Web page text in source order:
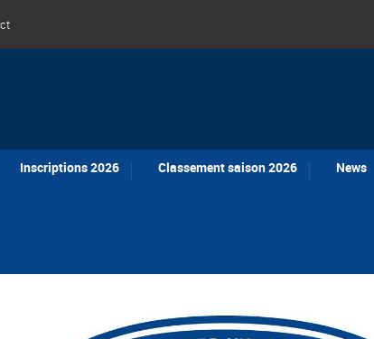
Inscriptions 2026 Classement saison 2026 News